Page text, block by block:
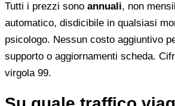
Tutti i prezzi sono annuali, non
automatico, disdicibile in qualsiasi
psicologo. Nessun costo aggiuntivo
supporto o aggiornamenti scheda.
virgola 99.